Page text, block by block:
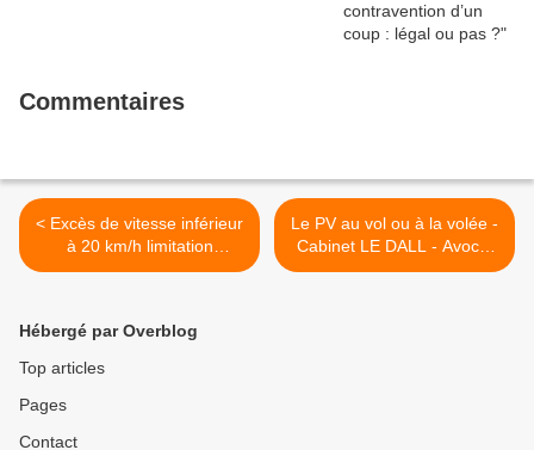
Commentaires
< Excès de vitesse inférieur
à 20 km/h limitation
supérieure à 50 km/h -
Le PV au vol ou à la volée -
Cabinet LE DALL - Avocat
permis >
Hébergé par Overblog
Top articles
Pages
Contact